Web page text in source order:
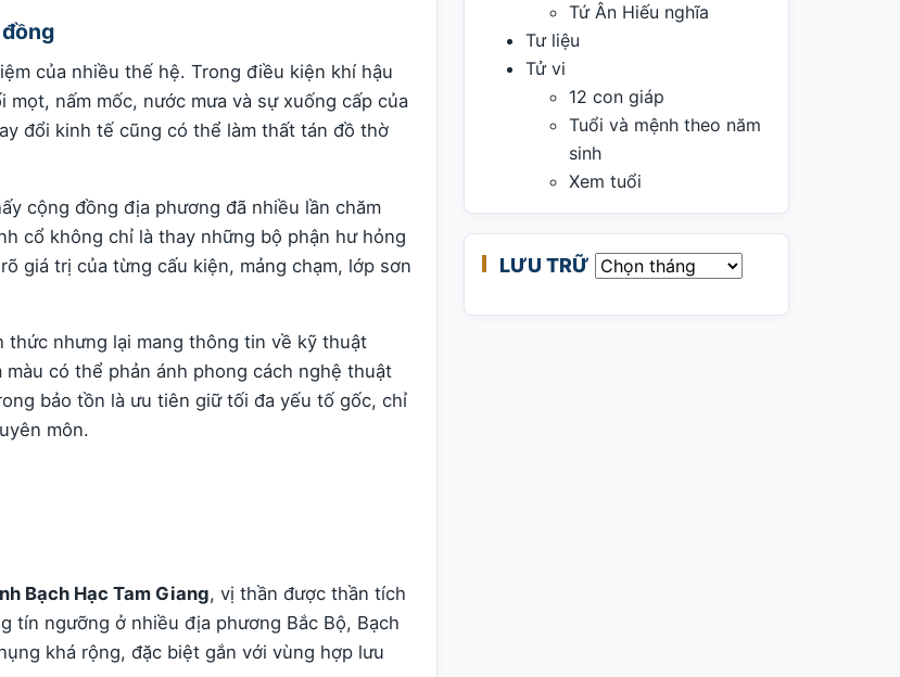
của nhiều thế hệ. Trong điều kiện khí hậu
nấm mốc, nước mưa và sự xuống cấp của
đổi kinh tế cũng có thể làm thất tán đồ thờ
cộng đồng địa phương đã nhiều lần chăm
cổ không chỉ là thay những bộ phận hư hỏng
giá trị của từng cấu kiện, mảng chạm, lớp sơn
nhưng lại mang thông tin về kỹ thuật
có thể phản ánh phong cách nghệ thuật
bảo tồn là ưu tiên giữ tối đa yếu tố gốc, chỉ
môn.
Bạch Hạc Tam Giang, vị thần được thần tích
tín ngưỡng ở nhiều địa phương Bắc Bộ, Bạch
khá rộng, đặc biệt gắn với vùng hợp lưu
Tứ Ân Hiếu nghĩa
Tư liệu
Tử vi
12 con giáp
Tuổi và mệnh theo năm
sinh
Xem tuổi
LƯU TRỮ Lưu trữ